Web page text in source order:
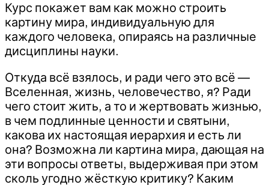
Курс покажет вам как можно строить
картину мира, индивидуальную для
каждого человека, опираясь на различные
дисциплины науки.
Откуда всё взялось, и ради чего это всё —
Вселенная, жизнь, человечество, я? Ради
чего стоит жить, а то и жертвовать жизнью,
в чем подлинные ценности и святыни,
какова их настоящая иерархия и есть ли
она? Возможна ли картина мира, дающая на
эти вопросы ответы, выдерживая при этом
сколь угодно жёсткую критику? Каким